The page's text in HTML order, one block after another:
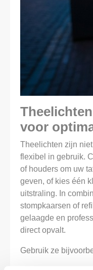
voor
Theelichten zijn
flexibel in gebruik.
of houders om uw
geven, of kies één
uitstraling. In
stompkaarsen of
gelaagde en
direct opvalt.
Gebruik ze